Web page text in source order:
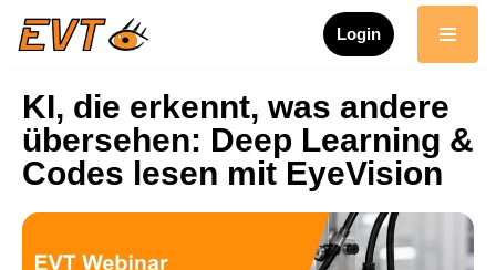
springen
Login
KI, die erkennt, was andere
übersehen: Deep Learning &
Codes lesen mit EyeVision